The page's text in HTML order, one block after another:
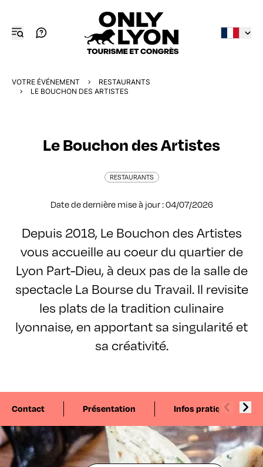
VOTRE ÉVÉNEMENT
RESTAURANTS
LE BOUCHON DES ARTISTES
Le Bouchon des Artistes
RESTAURANTS
Date de dernière mise à jour : 04/07/2026
Depuis 2018, Le Bouchon des Artistes
vous accueille au coeur du quartier de
Lyon Part-Dieu, à deux pas de la salle de
spectacle La Bourse du Travail. Il revisite
les plats de la tradition culinaire
lyonnaise, en apportant sa singularité et
sa créativité.
Contact Présentation Infos pratiques